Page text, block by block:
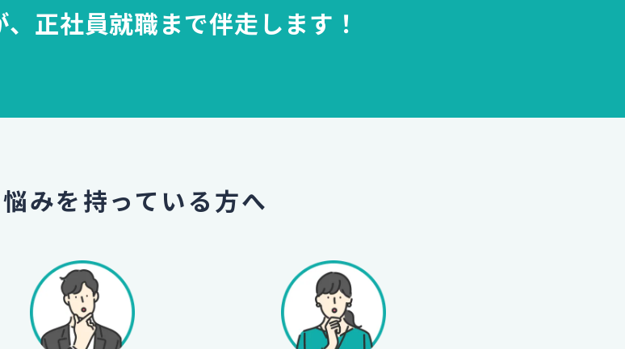
正社員就職まで伴走します！
みを持っている方へ